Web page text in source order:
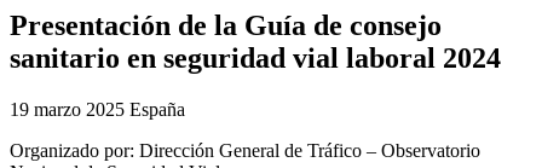
Presentación de la Guía de consejo
sanitario en seguridad vial laboral 2024​
19 marzo 2025 España
Organizado por: Dirección General de Tráfico – Observatorio